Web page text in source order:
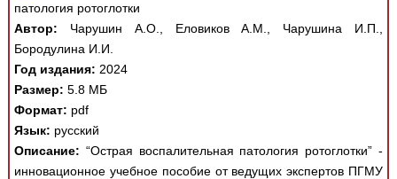
патология ротоглотки
Автор: Чарушин А.О., Еловиков А.М., Чарушина И.П.,
Бородулина И.И.
Год издания: 2024
Размер: 5.8 МБ
Формат: pdf
Язык: русский
Описание: “Острая воспалительная патология ротоглотки” -
инновационное учебное пособие от ведущих экспертов ПГМУ